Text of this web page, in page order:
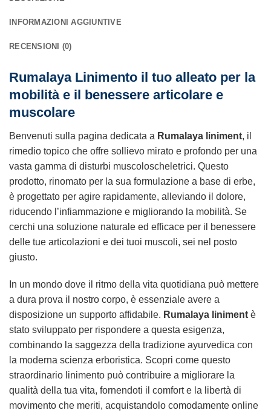
INFORMAZIONI AGGIUNTIVE
RECENSIONI (0)
Rumalaya Linimento il tuo alleato per la
mobilità e il benessere articolare e
muscolare
Benvenuti sulla pagina dedicata a Rumalaya liniment, il
rimedio topico che offre sollievo mirato e profondo per una
vasta gamma di disturbi muscoloscheletrici. Questo
prodotto, rinomato per la sua formulazione a base di erbe,
è progettato per agire rapidamente, alleviando il dolore,
riducendo l’infiammazione e migliorando la mobilità. Se
cerchi una soluzione naturale ed efficace per il benessere
delle tue articolazioni e dei tuoi muscoli, sei nel posto
giusto.
In un mondo dove il ritmo della vita quotidiana può mettere
a dura prova il nostro corpo, è essenziale avere a
disposizione un supporto affidabile. Rumalaya liniment è
stato sviluppato per rispondere a questa esigenza,
combinando la saggezza della tradizione ayurvedica con
la moderna scienza erboristica. Scopri come questo
straordinario linimento può contribuire a migliorare la
qualità della tua vita, fornendoti il comfort e la libertà di
movimento che meriti, acquistandolo comodamente online